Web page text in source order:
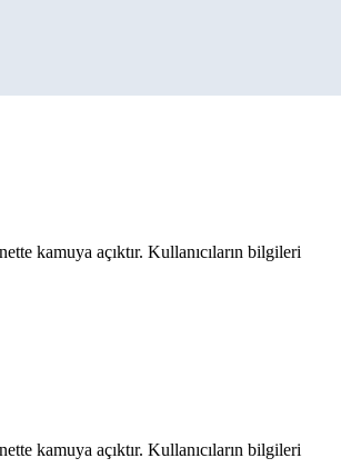
kamuya açıktır. Kullanıcıların bilgileri
kamuya açıktır. Kullanıcıların bilgileri